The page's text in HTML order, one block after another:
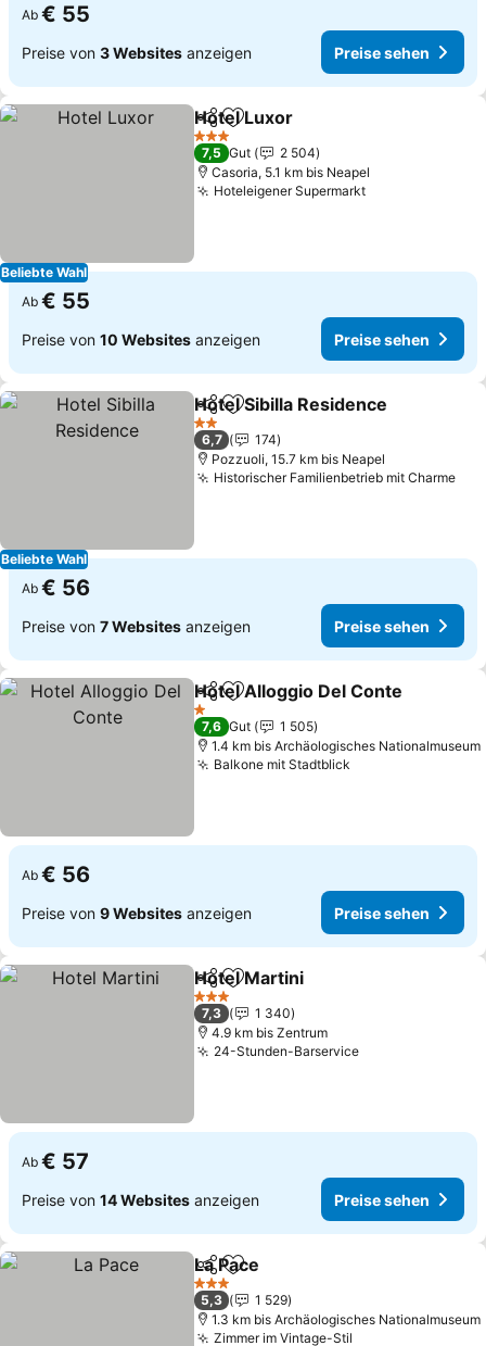
Ab € 55
Preise von 3 Websites anzeigen Preise sehen
Beliebte Wahl
TeilenZu Favoriten hinzufügen
Hotel Luxor
3 Sterne
7,5 Gut
2 504
Casoria, 5.1 km bis Neapel
Hoteleigener Supermarkt
Ab € 55
Preise von 10 Websites anzeigen Preise sehen
Beliebte Wahl
TeilenZu Favoriten hinzufügen
Hotel Sibilla Residence
2 Sterne
6,7
174
Pozzuoli, 15.7 km bis Neapel
Historischer Familienbetrieb mit Charme
Ab € 56
Preise von 7 Websites anzeigen Preise sehen
TeilenZu Favoriten hinzufügen
Hotel Alloggio Del Conte
1 Sterne
7,6 Gut
1 505
1.4 km bis Archäologisches Nationalmuseum
Balkone mit Stadtblick
Ab € 56
Preise von 9 Websites anzeigen Preise sehen
TeilenZu Favoriten hinzufügen
Hotel Martini
3 Sterne
7,3
1 340
4.9 km bis Zentrum
24-Stunden-Barservice
Ab € 57
Preise von 14 Websites anzeigen Preise sehen
TeilenZu Favoriten hinzufügen
La Pace
3 Sterne
5,3
1 529
1.3 km bis Archäologisches Nationalmuseum
Zimmer im Vintage-Stil